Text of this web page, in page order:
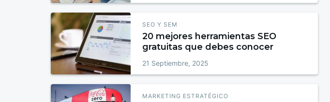
SEO Y SEM
20 mejores herramientas SEO
gratuitas que debes conocer
21 Septiembre, 2025
MARKETING ESTRATÉGICO